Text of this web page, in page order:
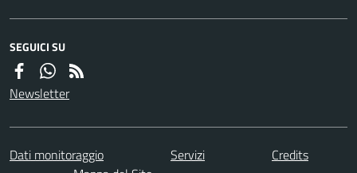
SEGUICI SU
Newsletter
Dati monitoraggio Servizi
Credits